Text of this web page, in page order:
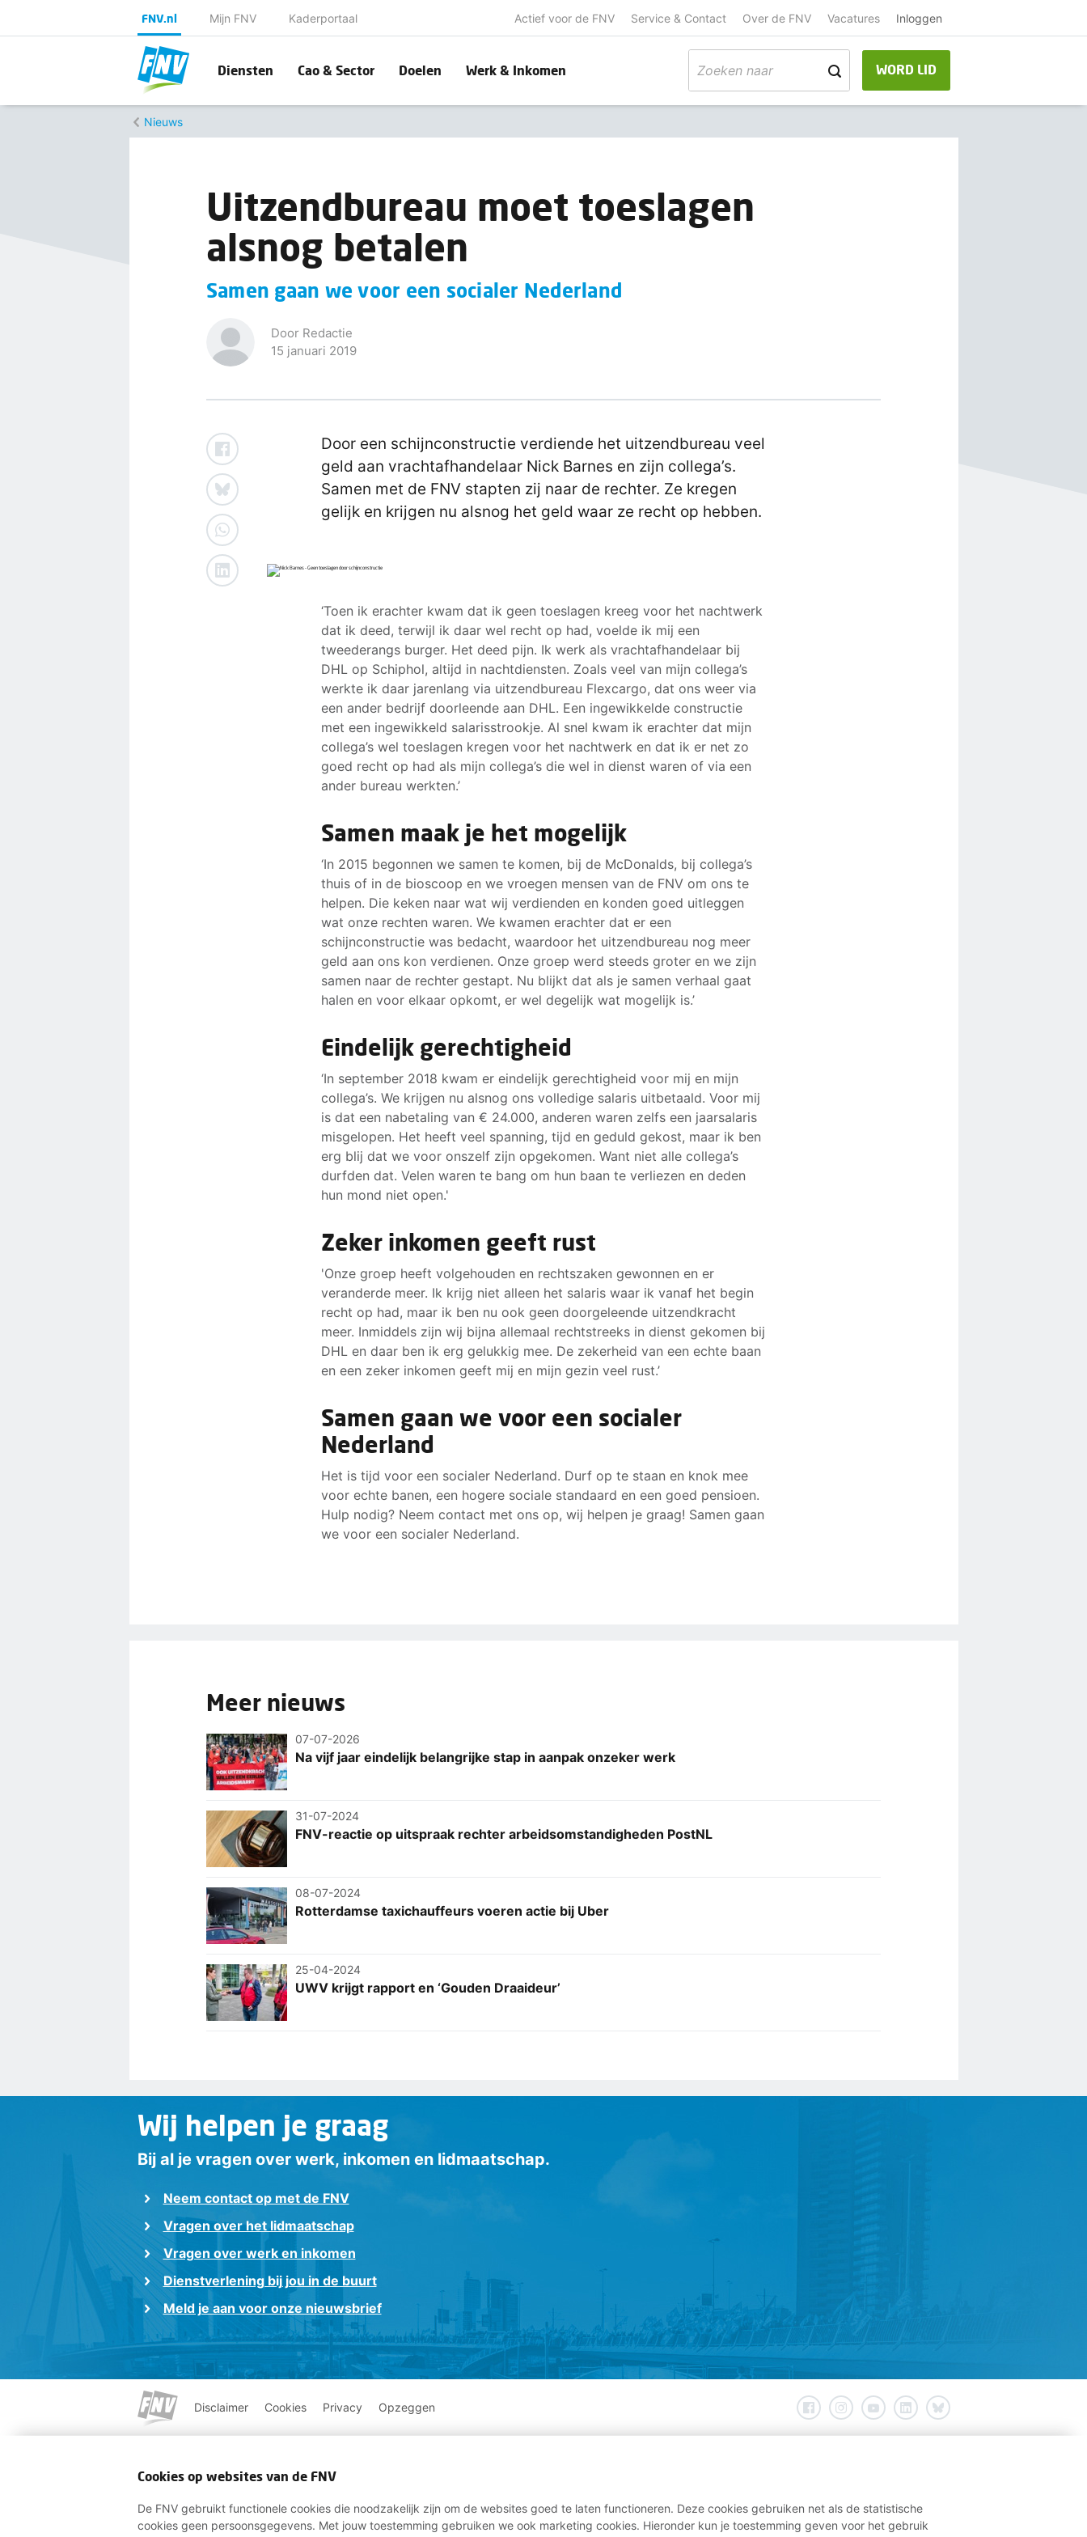
FNV.nl Mijn FNV Kaderportaal Actief voor de FNV Service & Contact Over de FNV Vacatures Inloggen
Diensten Cao & Sector Doelen Werk & Inkomen WORD LID
Nieuws
Uitzendbureau moet toeslagen
alsnog betalen
Samen gaan we voor een socialer Nederland
Door Redactie
15 januari 2019
Door een schijnconstructie verdiende het uitzendbureau veel
geld aan vrachtafhandelaar Nick Barnes en zijn collega’s.
Samen met de FNV stapten zij naar de rechter. Ze kregen
gelijk en krijgen nu alsnog het geld waar ze recht op hebben.
‘Toen ik erachter kwam dat ik geen toeslagen kreeg voor het nachtwerk
dat ik deed, terwijl ik daar wel recht op had, voelde ik mij een
tweederangs burger. Het deed pijn. Ik werk als vrachtafhandelaar bij
DHL op Schiphol, altijd in nachtdiensten. Zoals veel van mijn collega’s
werkte ik daar jarenlang via uitzendbureau Flexcargo, dat ons weer via
een ander bedrijf doorleende aan DHL. Een ingewikkelde constructie
met een ingewikkeld salarisstrookje. Al snel kwam ik erachter dat mijn
collega’s wel toeslagen kregen voor het nachtwerk en dat ik er net zo
goed recht op had als mijn collega’s die wel in dienst waren of via een
ander bureau werkten.’
Samen maak je het mogelijk
‘In 2015 begonnen we samen te komen, bij de McDonalds, bij collega’s
thuis of in de bioscoop en we vroegen mensen van de FNV om ons te
helpen. Die keken naar wat wij verdienden en konden goed uitleggen
wat onze rechten waren. We kwamen erachter dat er een
schijnconstructie was bedacht, waardoor het uitzendbureau nog meer
geld aan ons kon verdienen. Onze groep werd steeds groter en we zijn
samen naar de rechter gestapt. Nu blijkt dat als je samen verhaal gaat
halen en voor elkaar opkomt, er wel degelijk wat mogelijk is.’
Eindelijk gerechtigheid
‘In september 2018 kwam er eindelijk gerechtigheid voor mij en mijn
collega’s. We krijgen nu alsnog ons volledige salaris uitbetaald. Voor mij
is dat een nabetaling van € 24.000, anderen waren zelfs een jaarsalaris
misgelopen. Het heeft veel spanning, tijd en geduld gekost, maar ik ben
erg blij dat we voor onszelf zijn opgekomen. Want niet alle collega’s
durfden dat. Velen waren te bang om hun baan te verliezen en deden
hun mond niet open.'
Zeker inkomen geeft rust
'Onze groep heeft volgehouden en rechtszaken gewonnen en er
veranderde meer. Ik krijg niet alleen het salaris waar ik vanaf het begin
recht op had, maar ik ben nu ook geen doorgeleende uitzendkracht
meer. Inmiddels zijn wij bijna allemaal rechtstreeks in dienst gekomen bij
DHL en daar ben ik erg gelukkig mee. De zekerheid van een echte baan
en een zeker inkomen geeft mij en mijn gezin veel rust.’
Samen gaan we voor een socialer
Nederland
Het is tijd voor een socialer Nederland. Durf op te staan en knok mee
voor echte banen, een hogere sociale standaard en een goed pensioen.
Hulp nodig? Neem contact met ons op, wij helpen je graag! Samen gaan
we voor een socialer Nederland.
Meer nieuws
07-07-2026
Na vijf jaar eindelijk belangrijke stap in aanpak onzeker werk
31-07-2024
FNV-reactie op uitspraak rechter arbeidsomstandigheden PostNL
08-07-2024
Rotterdamse taxichauffeurs voeren actie bij Uber
25-04-2024
UWV krijgt rapport en ‘Gouden Draaideur’
Wij helpen je graag
Bij al je vragen over werk, inkomen en lidmaatschap.
Neem contact op met de FNV
Vragen over het lidmaatschap
Vragen over werk en inkomen
Dienstverlening bij jou in de buurt
Meld je aan voor onze nieuwsbrief
Disclaimer Cookies Privacy Opzeggen
Cookies op websites van de FNV
De FNV gebruikt functionele cookies die noodzakelijk zijn om de websites goed te laten functioneren. Deze cookies gebruiken net als de statistische
cookies geen persoonsgegevens. Met jouw toestemming gebruiken we ook marketing cookies. Hieronder kun je toestemming geven voor het gebruik